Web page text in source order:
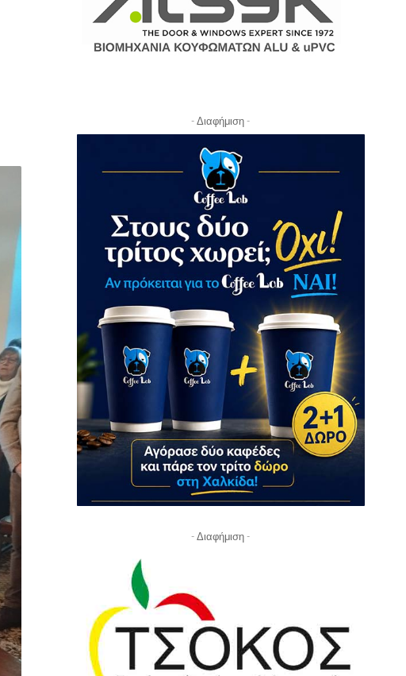
- Διαφήμιση -
- Διαφήμιση -